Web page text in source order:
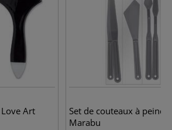
Art
Set de couteaux à
Marabu